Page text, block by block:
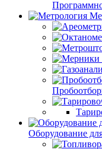
Оборудование